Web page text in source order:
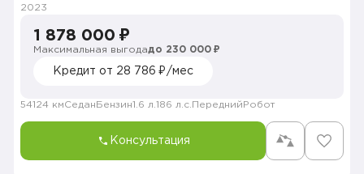
2023
1 878 000 ₽
Максимальная выгодадо 230 000 ₽
Кредит от 28 786 ₽/мес
54124 кмСедан Бензин1.6 л. 186 л.с. Передний Робот
Консультация